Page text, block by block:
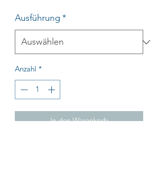
Ausführung *
Anzahl *
In den Warenkorb